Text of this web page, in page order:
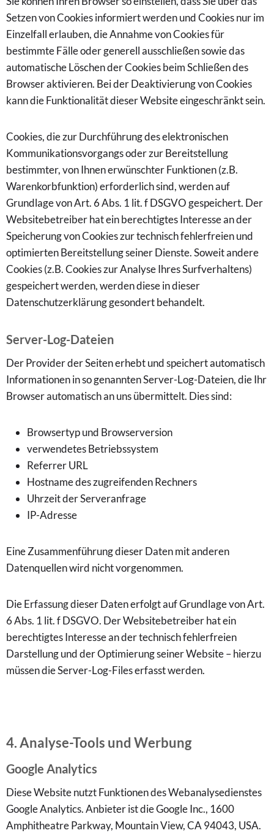
Setzen von Cookies informiert werden und Cookies nur im
Einzelfall erlauben, die Annahme von Cookies für
bestimmte Fälle oder generell ausschließen sowie das
automatische Löschen der Cookies beim Schließen des
Browser aktivieren. Bei der Deaktivierung von Cookies
kann die Funktionalität dieser Website eingeschränkt sein.
Cookies, die zur Durchführung des elektronischen
Kommunikationsvorgangs oder zur Bereitstellung
bestimmter, von Ihnen erwünschter Funktionen (z.B.
Warenkorbfunktion) erforderlich sind, werden auf
Grundlage von Art. 6 Abs. 1 lit. f DSGVO gespeichert. Der
Websitebetreiber hat ein berechtigtes Interesse an der
Speicherung von Cookies zur technisch fehlerfreien und
optimierten Bereitstellung seiner Dienste. Soweit andere
Cookies (z.B. Cookies zur Analyse Ihres Surfverhaltens)
gespeichert werden, werden diese in dieser
Datenschutzerklärung gesondert behandelt.
Server-Log-Dateien
Der Provider der Seiten erhebt und speichert automatisch
Informationen in so genannten Server-Log-Dateien, die Ihr
Browser automatisch an uns übermittelt. Dies sind:
Browsertyp und Browserversion
verwendetes Betriebssystem
Referrer URL
Hostname des zugreifenden Rechners
Uhrzeit der Serveranfrage
IP-Adresse
Eine Zusammenführung dieser Daten mit anderen
Datenquellen wird nicht vorgenommen.
Die Erfassung dieser Daten erfolgt auf Grundlage von Art.
6 Abs. 1 lit. f DSGVO. Der Websitebetreiber hat ein
berechtigtes Interesse an der technisch fehlerfreien
Darstellung und der Optimierung seiner Website – hierzu
müssen die Server-Log-Files erfasst werden.
4. Analyse-Tools und Werbung
Google Analytics
Diese Website nutzt Funktionen des Webanalysedienstes
Google Analytics. Anbieter ist die Google Inc., 1600
Amphitheatre Parkway, Mountain View, CA 94043, USA.